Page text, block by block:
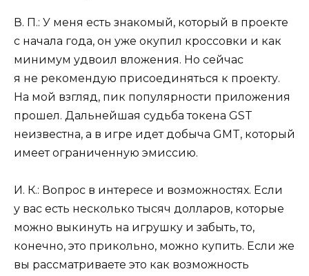
В. П.: У меня есть знакомый, который в проекте
с начала года, он уже окупил кроссовки и как
минимум удвоил вложения. Но сейчас
я не рекомендую присоединяться к проекту.
На мой взгляд, пик популярности приложения
прошел. Дальнейшая судьба токена GST
неизвестна, а в игре идет добыча GMT, который
имеет ограниченную эмиссию.
И. К.: Вопрос в интересе и возможностях. Если
у вас есть несколько тысяч долларов, которые
можно выкинуть на игрушку и забыть, то,
конечно, это прикольно, можно купить. Если же
вы рассматриваете это как возможность